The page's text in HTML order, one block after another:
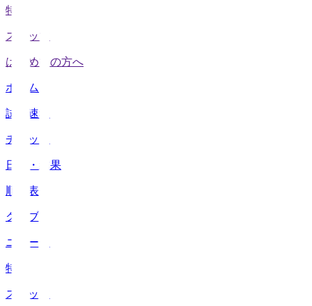
特集
スタッツ
はじめての方へ
ホーム
試合速報
チケット
日程・結果
順位表
クラブ
ニュース
特集
スタッツ